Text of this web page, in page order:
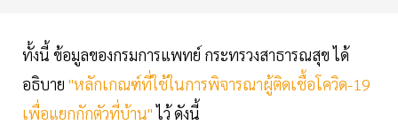
ทั้งนี้ ข้อมูลของกรมการแพทย์ กระทรวงสาธารณสุข ได้
อธิบาย "หลักเกณฑ์ที่ใช้ในการพิจารณาผู้ติดเชื้อโควิด-19
เพื่อแยกกักตัวที่บ้าน"ไว้ ดังนี้